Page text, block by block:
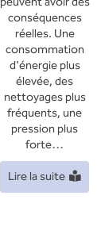
conséquences
réelles. Une
consommation
d'énergie plus
élevée, des
nettoyages plus
fréquents, une
pression plus
forte…
Lire la suite